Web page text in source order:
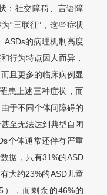
：社交障碍、言语障
“三联征”，这些症状
ASDs的病理机制高度
行为特点因人而异，
且更多的临床病例显
患上述三种症状，而
于不同个体间障碍的
至无法达到典型自闭
个体通常还伴有严重
据，只有31%的ASD
大约23%的ASD儿童
），而剩余的46%的